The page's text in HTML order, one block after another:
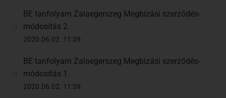
BE tanfolyam Zalaegerszeg Megbízási szerződés-
módosítás 2.
2020.06.02. 11:39
BE tanfolyam Zalaegerszeg Megbízási szerződés-
módosítás 1.
2020.06.02. 11:39